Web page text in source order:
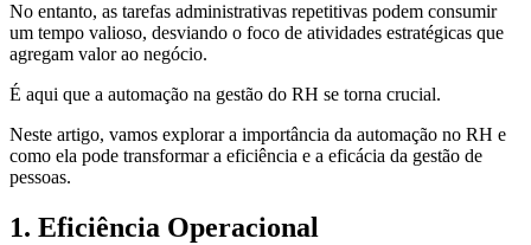
No entanto, as tarefas administrativas repetitivas podem consumir
um tempo valioso, desviando o foco de atividades estratégicas que
agregam valor ao negócio.
É aqui que a automação na gestão do RH se torna crucial.
Neste artigo, vamos explorar a importância da automação no RH e
como ela pode transformar a eficiência e a eficácia da gestão de
pessoas.
1. Eficiência Operacional